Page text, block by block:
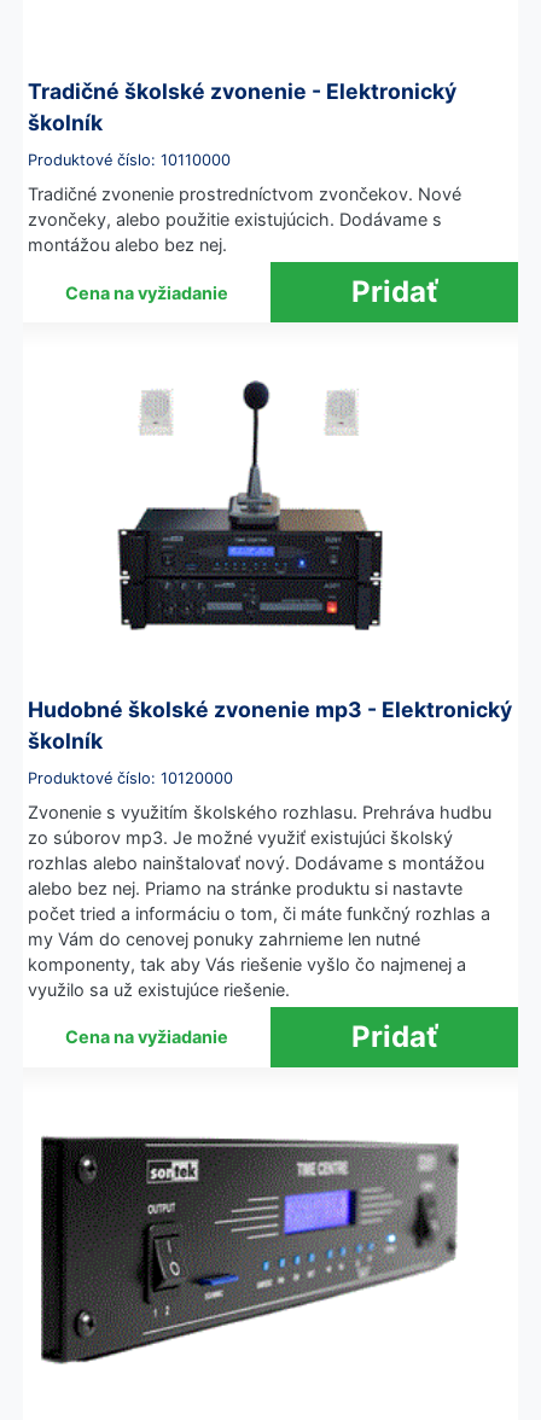
Tradičné školské zvonenie - Elektronický
školník
Produktové číslo: 10110000
Tradičné zvonenie prostredníctvom zvončekov. Nové
zvončeky, alebo použitie existujúcich. Dodávame s
montážou alebo bez nej.
Cena na vyžiadanie
Hudobné školské zvonenie mp3 - Elektronický
školník
Produktové číslo: 10120000
Zvonenie s využitím školského rozhlasu. Prehráva hudbu
zo súborov mp3. Je možné využiť existujúci školský
rozhlas alebo nainštalovať nový. Dodávame s montážou
alebo bez nej. Priamo na stránke produktu si nastavte
počet tried a informáciu o tom, či máte funkčný rozhlas a
my Vám do cenovej ponuky zahrnieme len nutné
komponenty, tak aby Vás riešenie vyšlo čo najmenej a
využilo sa už existujúce riešenie.
Cena na vyžiadanie